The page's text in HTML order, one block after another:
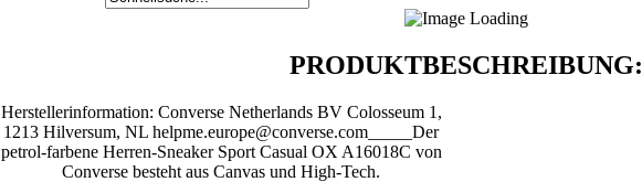
PRODUKTBESCHREIBUNG:
Herstellerinformation: Converse Netherlands BV Colosseum 1,
1213 Hilversum, NL helpme.europe@converse.com_____Der
petrol-farbene Herren-Sneaker Sport Casual OX A16018C von
Converse besteht aus Canvas und High-Tech.